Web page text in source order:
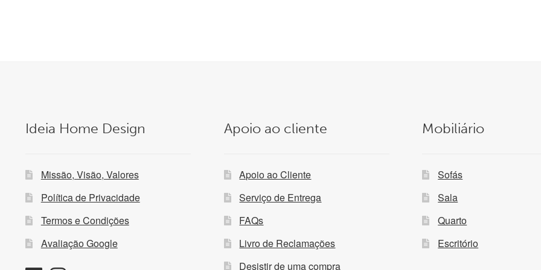
Ideia Home Design
Missão, Visão, Valores
Política de Privacidade
Termos e Condições
Avaliação Google
Apoio ao cliente
Apoio ao Cliente
Serviço de Entrega
FAQs
Livro de Reclamações
Desistir de uma compra
Mobiliário
Sofás
Sala
Quarto
Escritório